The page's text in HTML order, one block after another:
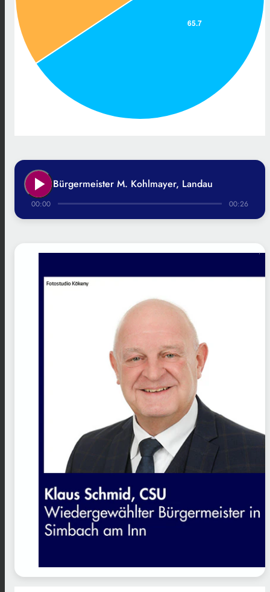
play_arrow Bürgermeister M. Kohlmayer, Landau
00:00 00:26
.